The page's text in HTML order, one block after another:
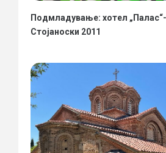
Подмладување: хотел
Стојаноски 2011